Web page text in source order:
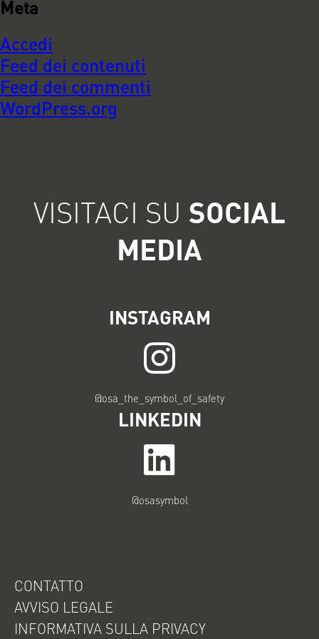
Meta
Accedi
Feed dei contenuti
Feed dei commenti
WordPress.org
VISITACI SU SOCIAL
MEDIA
INSTAGRAM
@osa_the_symbol_of_safety
LINKEDIN
@osasymbol
CONTATTO
AVVISO LEGALE
INFORMATIVA SULLA PRIVACY